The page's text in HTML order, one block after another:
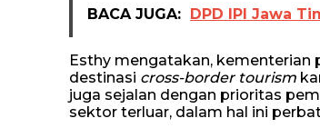
BACA JUGA: DPD IPI Jawa
Esthy mengatakan, kementerian
destinasi cross-border tourism
juga sejalan dengan prioritas
sektor terluar, dalam hal ini